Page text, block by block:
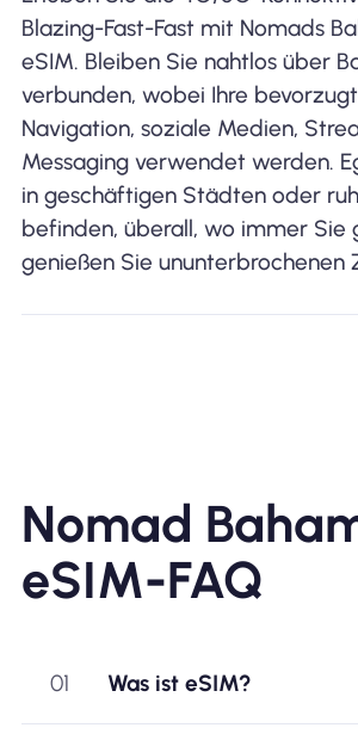
Blazing-Fast-Fast mit Nomads
eSIM. Bleiben Sie nahtlos über
verbunden, wobei Ihre
Navigation, soziale Medien,
Messaging verwendet werden.
in geschäftigen Städten oder
befinden, überall, wo immer Sie
genießen Sie ununterbrochenen
Nomad
eSIM-FAQ
01 Was ist eSIM?